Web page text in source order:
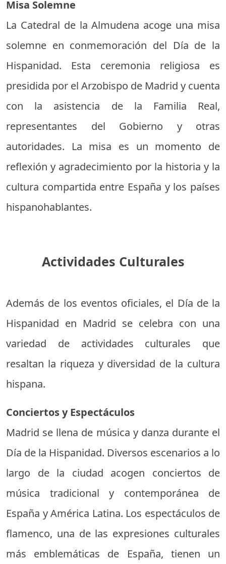
Misa Solemne
La Catedral de la Almudena acoge una misa
solemne en conmemoración del Día de la
Hispanidad. Esta ceremonia religiosa es
presidida por el Arzobispo de Madrid y cuenta
con la asistencia de la Familia Real,
representantes del Gobierno y otras
autoridades. La misa es un momento de
reflexión y agradecimiento por la historia y la
cultura compartida entre España y los países
hispanohablantes.
Actividades Culturales
Además de los eventos oficiales, el Día de la
Hispanidad en Madrid se celebra con una
variedad de actividades culturales que
resaltan la riqueza y diversidad de la cultura
hispana.
Conciertos y Espectáculos
Madrid se llena de música y danza durante el
Día de la Hispanidad. Diversos escenarios a lo
largo de la ciudad acogen conciertos de
música tradicional y contemporánea de
España y América Latina. Los espectáculos de
flamenco, una de las expresiones culturales
más emblemáticas de España, tienen un